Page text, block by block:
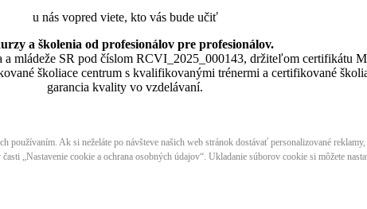
u nás vopred viete, kto vás bude učiť
a školenia od profesionálov pre profesionálov.
mládeže SR pod číslom RCVI_2025_000143, držiteľom certifikátu
školiace centrum s kvalifikovanými trénermi ​​​​​​​​​​a certifikované
garancia kvality vo vzdelávaní.
Ak si neželáte po návšteve našich web stránok dostávať personalizované
„Nastavenie cookie a ochrana osobných údajov“. Ukladanie súborov cookie si môžete